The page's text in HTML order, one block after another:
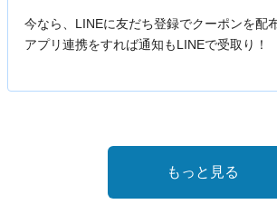
今なら、LINEに友だち登録でクーポンを配
アプリ連携をすれば通知もLINEで受取り！
もっと見る